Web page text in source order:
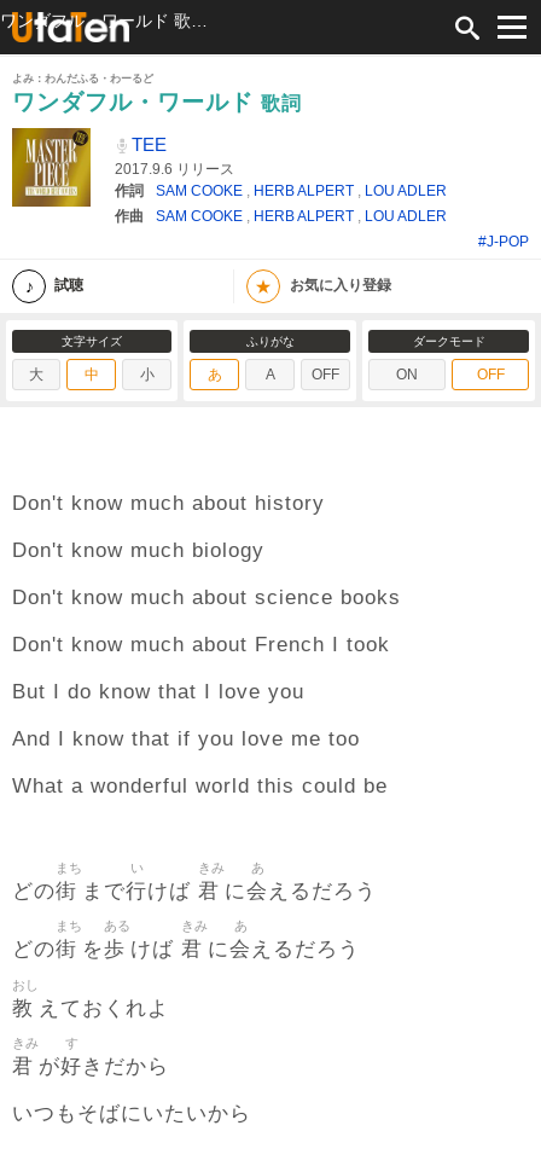
よみ：わんだふる・わーるど
ワンダフル・ワールド 歌詞
TEE
2017.9.6 リリース
作詞
SAM COOKE , HERB ALPERT , LOU ADLER
作曲
SAM COOKE , HERB ALPERT , LOU ADLER
#J-POP
試聴 ★ お気に入り登録
文字サイズ
大 中 小
ふりがな
あ A OFF
ダークモード
ON OFF
Don't know much about history
Don't know much biology
Don't know much about science books
Don't know much about French I took
But I do know that I love you
And I know that if you love me too
What a wonderful world this could be
どの街
まち
まで行
い
けば 君
きみ
に会
あ
えるだろう
どの街
まち
を歩
ある
けば 君
きみ
に会
あ
えるだろう
教
おし
えておくれよ
君
きみ
が好
す
きだから
いつもそばにいたいから